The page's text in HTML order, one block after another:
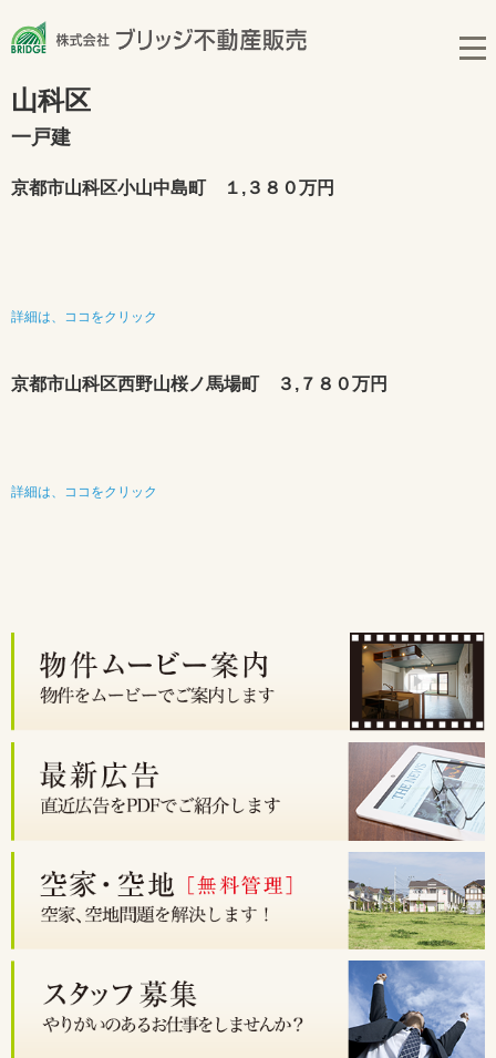
山科区
一戸建
京都市山科区小山中島町 １,３８０万円
詳細は、ココをクリック
京都市山科区西野山桜ノ馬場町 ３,７８０万円
詳細は、ココをクリック